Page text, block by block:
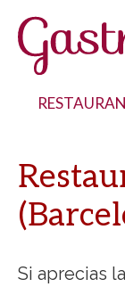
Si aprecias